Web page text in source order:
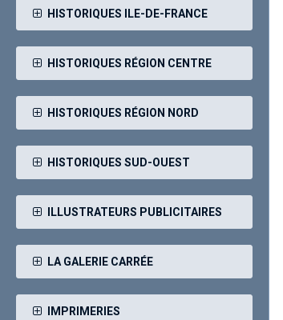
HISTORIQUES ILE-DE-FRANCE
HISTORIQUES RÉGION CENTRE
HISTORIQUES RÉGION NORD
HISTORIQUES SUD-OUEST
ILLUSTRATEURS PUBLICITAIRES
LA GALERIE CARRÉE
IMPRIMERIES